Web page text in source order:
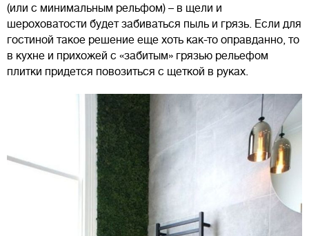
(или с минимальным рельфом) – в щели и
шероховатости будет забиваться пыль и грязь. Если для
гостиной такое решение еще хоть как-то оправданно, то
в кухне и прихожей с «забитым» грязью рельефом
плитки придется повозиться с щеткой в руках.